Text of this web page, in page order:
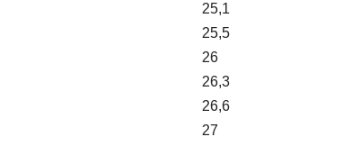
25,1
25,5
26
26,3
26,6
27